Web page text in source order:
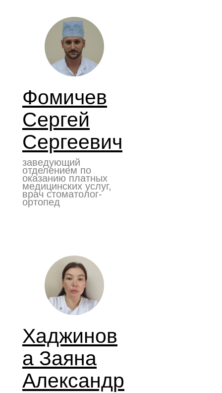
Фомичев
Сергей
Сергеевич
заведующий
отделением по
оказанию платных
медицинских услуг,
врач стоматолог-
ортопед
Хаджинов
а Заяна
Александр